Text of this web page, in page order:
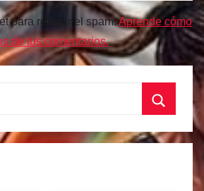
para reducir el spam.Aprende cómo
de tus comentarios.
Buscar